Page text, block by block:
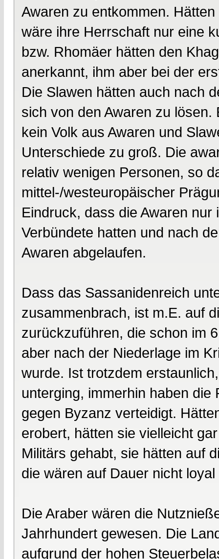
Awaren zu entkommen.
wäre ihre Herrschaft nur eine
bzw. Rhomäer hätten den
anerkannt, ihm aber bei der
Die Slawen hätten auch nach
sich von den Awaren zu
kein Volk aus Awaren und
Unterschiede zu groß. Die
relativ wenigen Personen, so
mittel-/westeuropäischer
Eindruck, dass die Awaren
Verbündete hatten und nach
Awaren abgelaufen.
Dass das Sassanidenreich
zusammenbrach, ist m.E. auf
zurückzuführen, die schon im
aber nach der Niederlage im
wurde. Ist trotzdem
unterging, immerhin haben
gegen Byzanz verteidigt.
erobert, hätten sie vielleicht
Militärs gehabt, sie hätten auf
die wären auf Dauer nicht
Die Araber wären die
Jahrhundert gewesen. Die
aufgrund der hohen